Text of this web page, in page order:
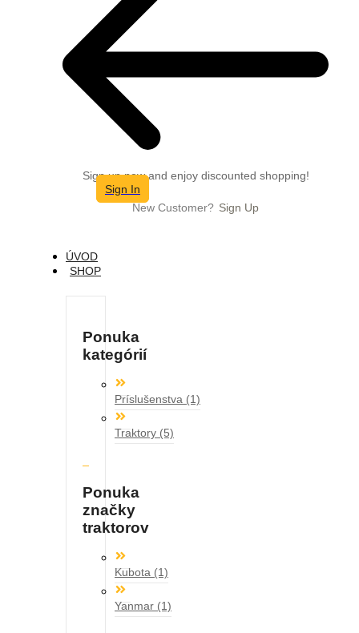
Sign up now and enjoy discounted shopping!
Sign In
New Customer? Sign Up
ÚVOD
SHOP
Ponuka
kategórií
Príslušenstva (1)
Traktory (5)
Ponuka
značky
traktorov
Kubota (1)
Yanmar (1)